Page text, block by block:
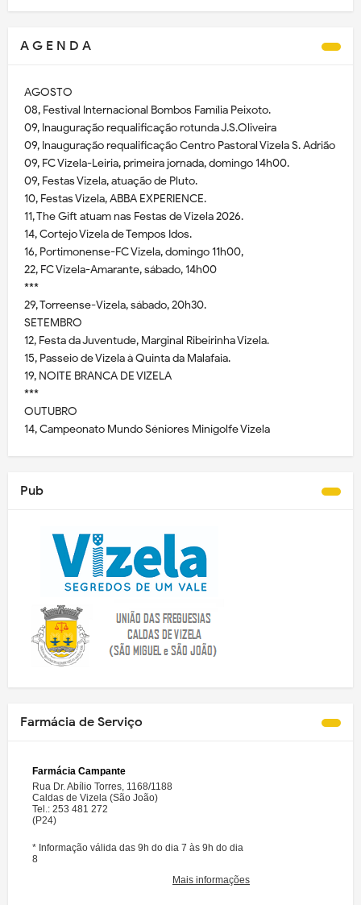
A G E N D A
AGOSTO
08, Festival Internacional Bombos Família Peixoto.
09, Inauguração requalificação rotunda J.S.Oliveira
09, Inauguração requalificação Centro Pastoral Vizela S. Adrião
09, FC Vizela-Leiria, primeira jornada, domingo 14h00.
09, Festas Vizela, atuação de Pluto.
10, Festas Vizela, ABBA EXPERIENCE.
11, The Gift atuam nas Festas de Vizela 2026.
14, Cortejo Vizela de Tempos Idos.
16, Portimonense-FC Vizela, domingo 11h00,
22, FC Vizela-Amarante, sábado, 14h00
***
29, Torreense-Vizela, sábado, 20h30.
SETEMBRO
12, Festa da Juventude, Marginal Ribeirinha Vizela.
15, Passeio de Vizela à Quinta da Malafaia.
19, NOITE BRANCA DE VIZELA
***
OUTUBRO
14, Campeonato Mundo Séniores Minigolfe Vizela
Pub
Farmácia de Serviço